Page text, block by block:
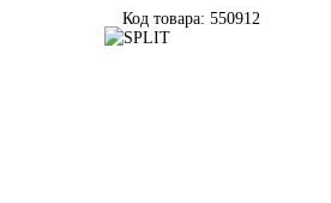
Код товара: 550912